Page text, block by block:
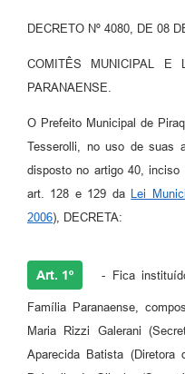
DECRETO Nº 4080, DE 08
COMITÊS MUNICIPAL E
PARANAENSE.
O Prefeito Municipal de
Tesserolli, no uso de suas
disposto no artigo 40,
art. 128 e 129 da Lei
2006), DECRETA:
Art. 1º - Fica
Família Paranaense,
Maria Rizzi Galerani
Aparecida Batista (Diretora